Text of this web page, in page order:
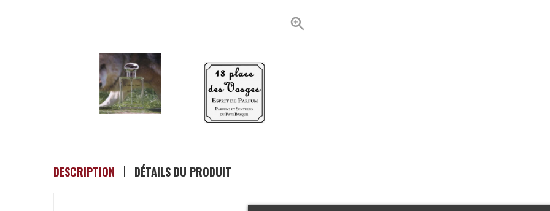

DESCRIPTION DÉTAILS DU PRODUIT